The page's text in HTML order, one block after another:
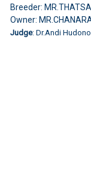
Breeder:
Owner:
Judge: Dr.Andi